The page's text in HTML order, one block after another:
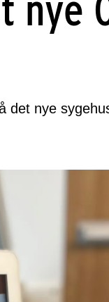
det nye